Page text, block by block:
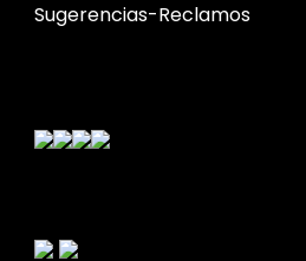
Sugerencias-Reclamos